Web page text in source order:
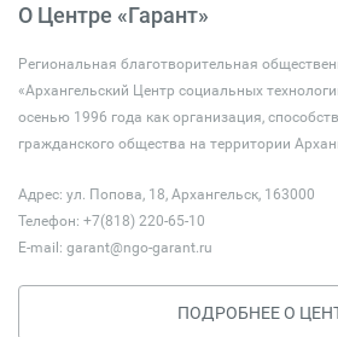
О Центре «Гарант»
Региональная благотворительная
«Архангельский Центр социальных
осенью 1996 года как организация,
гражданского общества на территории
Адрес: ул. Попова, 18, Архангельск, 163000
Телефон: +7(818) 220-65-10
E-mail: garant@ngo-garant.ru
ПОДРОБНЕЕ О